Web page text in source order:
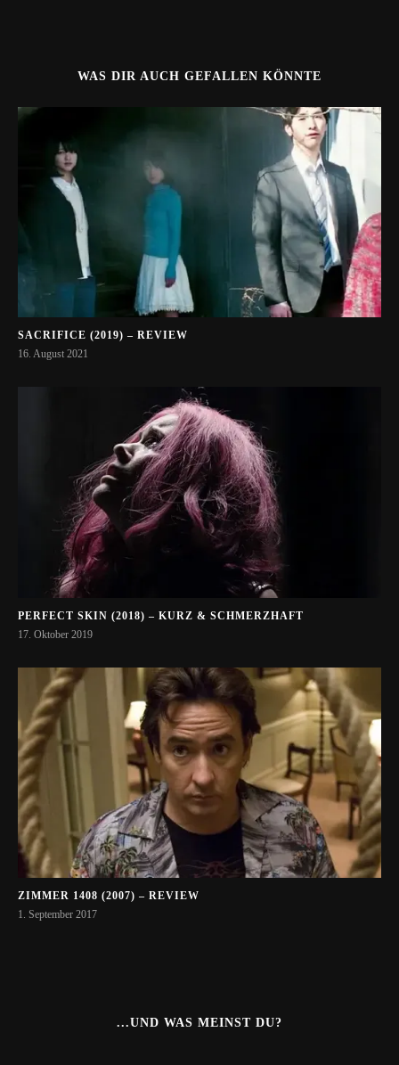
WAS DIR AUCH GEFALLEN KÖNNTE
SACRIFICE (2019) – REVIEW
16. August 2021
PERFECT SKIN (2018) – KURZ & SCHMERZHAFT
17. Oktober 2019
ZIMMER 1408 (2007) – REVIEW
1. September 2017
...UND WAS MEINST DU?